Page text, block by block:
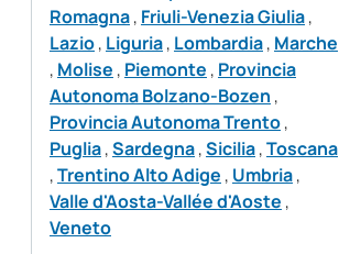
Romagna, Friuli-Venezia Giulia,
Lazio, Liguria, Lombardia, Marche
, Molise , Piemonte , Provincia
Autonoma Bolzano-Bozen ,
Provincia Autonoma Trento,
Puglia,Sardegna,Sicilia,Toscana
,Trentino Alto Adige , Umbria,
Valle d'Aosta-Vallée d'Aoste ,
Veneto